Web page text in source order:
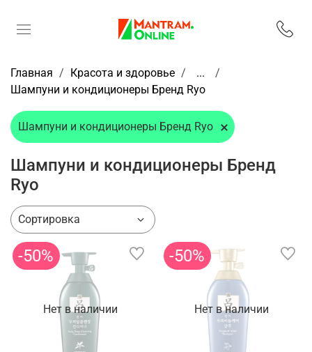
Главная Красота и здоровье
...
Шампуни и кондиционеры Бренд Ryo
Шампуни и кондиционеры Бренд Ryo
Шампуни и кондиционеры Бренд
Ryo
Нет в наличии
-50%
Нет в наличии
-50%